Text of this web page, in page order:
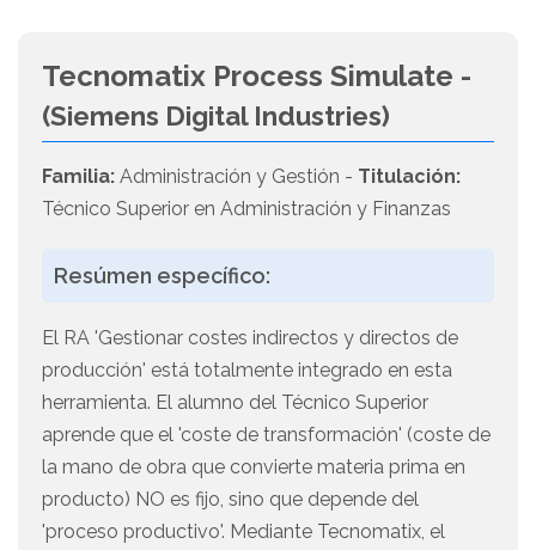
Tecnomatix Process Simulate -
(Siemens Digital Industries)
Familia: Administración y Gestión - Titulación:
Técnico Superior en Administración y Finanzas
Resúmen específico:
El RA 'Gestionar costes indirectos y directos de
producción' está totalmente integrado en esta
herramienta. El alumno del Técnico Superior
aprende que el 'coste de transformación' (coste de
la mano de obra que convierte materia prima en
producto) NO es fijo, sino que depende del
'proceso productivo'. Mediante Tecnomatix, el